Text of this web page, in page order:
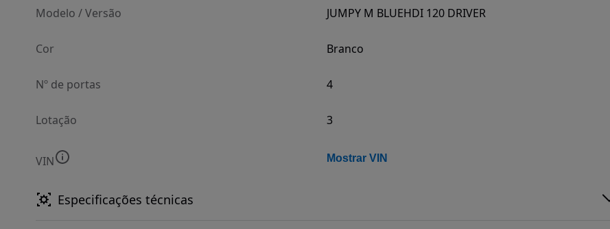
Modelo / Versão JUMPY M BLUEHDI 120 DRIVER
Cor Branco
Nº de portas 4
Lotação 3
VIN Mostrar VIN
Especificações técnicas